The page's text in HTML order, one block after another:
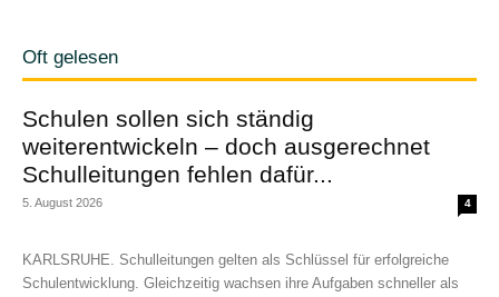
Oft gelesen
Schulen sollen sich ständig
weiterentwickeln – doch ausgerechnet
Schulleitungen fehlen dafür...
5. August 2026 4
KARLSRUHE. Schulleitungen gelten als Schlüssel für erfolgreiche
Schulentwicklung. Gleichzeitig wachsen ihre Aufgaben schneller als